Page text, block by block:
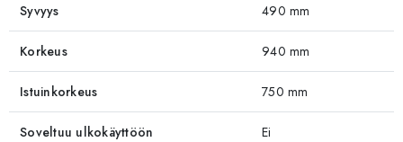
Syvyys 490 mm
Korkeus 940 mm
Istuinkorkeus 750 mm
Soveltuu ulkokäyttöön Ei